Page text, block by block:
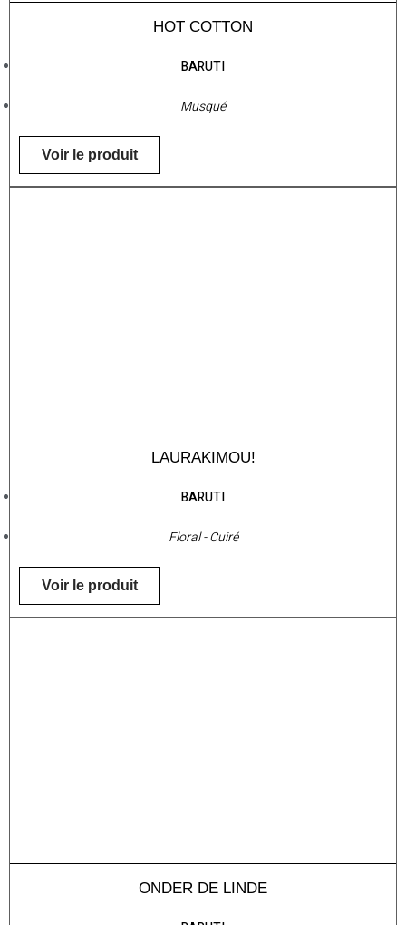
HOT COTTON
BARUTI
Musqué
Voir le produit
LAURAKIMOU!
BARUTI
Floral - Cuiré
Voir le produit
ONDER DE LINDE